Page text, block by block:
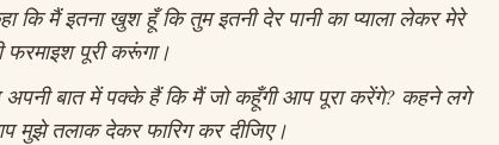
कि मैं इतना खुश हूँ कि तुम इतनी देर पानी का प्याला लेकर मेरे
फरमाइश पूरी करूंगा।
अपनी बात में पक्के हैं कि मैं जो कहूँगी आप पूरा करेंगे? कहने लगे
मुझे तलाक देकर फारिग कर दीजिए।